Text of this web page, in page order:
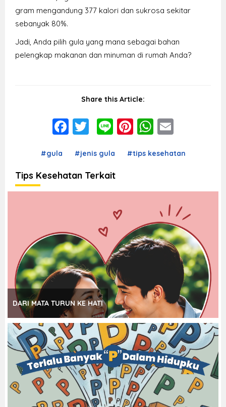
gram mengandung 377 kalori dan sukrosa sekitar
sebanyak 80%.
Jadi, Anda pilih gula yang mana sebagai bahan
pelengkap makanan dan minuman di rumah Anda?
Share this Article:
Facebook
Twitter
LinePinterest
#gula #jenis gula #tips kesehatan
Tips Kesehatan Terkait
DARI MATA TURUN KE HATI